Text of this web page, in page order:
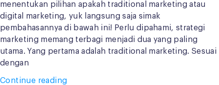
menentukan pilihan apakah traditional marketing atau
digital marketing, yuk langsung saja simak
pembahasannya di bawah ini! Perlu dipahami, strategi
marketing memang terbagi menjadi dua yang paling
utama. Yang pertama adalah traditional marketing. Sesuai
dengan
Continue reading“Digital